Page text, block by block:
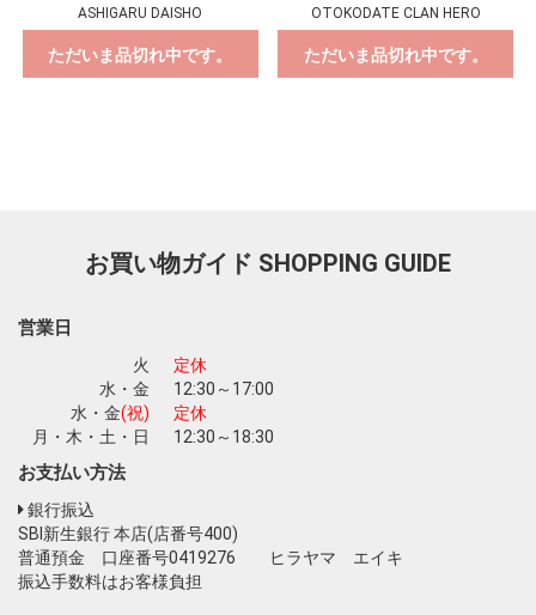
ASHIGARU DAISHO
ただいま品切れ中です。
OTOKODATE CLAN HERO
ただいま品切れ中です。
お買い物を続ける
お買い物ガイド SHOPPING GUIDE
営業日
火
定休
水・金
12:30～17:00
水・金(祝)
定休
月・木・土・日
12:30～18:30
お支払い方法
銀行振込
SBI新生銀行 本店(店番号400)
普通預金 口座番号0419276 ヒラヤマ エイキ
振込手数料はお客様負担